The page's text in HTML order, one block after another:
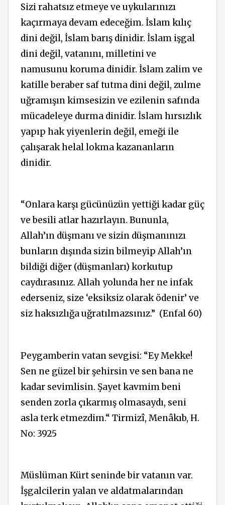
Sizi rahatsız etmeye ve uykularınızı
kaçırmaya devam edeceğim. İslam kılıç
dini değil, İslam barış dinidir. İslam işgal
dini değil, vatanını, milletini ve
namusunu koruma dinidir. İslam zalim ve
katille beraber saf tutma dini değil, zulme
uğramışın kimsesizin ve ezilenin safında
mücadeleye durma dinidir. İslam hırsızlık
yapıp hak yiyenlerin değil, emeği ile
çalışarak helal lokma kazananların
dinidir.
“Onlara karşı gücünüzün yettiği kadar güç
ve besili atlar hazırlayın. Bununla,
Allah’ın düşmanı ve sizin düşmanınızı
bunların dışında sizin bilmeyip Allah’ın
bildiği diğer (düşmanları) korkutup
caydırasınız. Allah yolunda her ne infak
ederseniz, size ‘eksiksiz olarak ödenir’ ve
siz haksızlığa uğratılmazsınız.” (Enfal 60)
Peygamberin vatan sevgisi: “Ey Mekke!
Sen ne güzel bir şehirsin ve sen bana ne
kadar sevimlisin. Şayet kavmim beni
senden zorla çıkarmış olmasaydı, seni
asla terk etmezdim.“ Tirmizî, Menâkıb, H.
No: 3925
Müslüman Kürt seninde bir vatanın var.
İşgalcilerin yalan ve aldatmalarından